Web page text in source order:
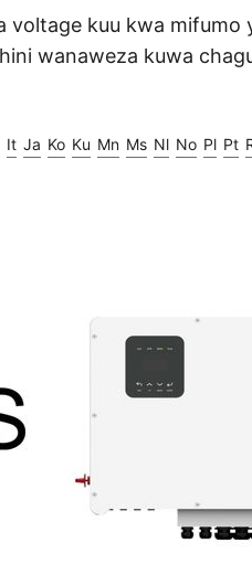
voltage kuu kwa mifumo
wanaweza kuwa
It Ja Ko Ku Mn Ms Nl No Pl Pt